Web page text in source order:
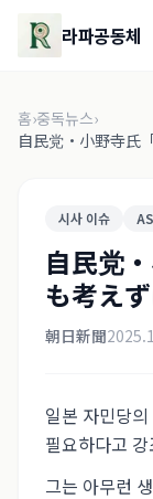
라파공동체
홈›중독뉴스›
自民党・小野寺氏
시사 이슈 AS
自民党
も考え
朝日新聞
일본 자민당
필요하다고
그는 아무런